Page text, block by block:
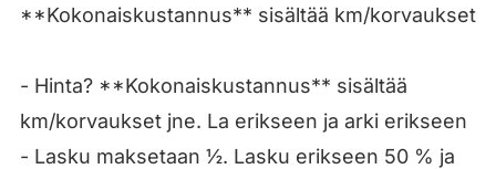
**Kokonaiskustannus** sisältää km/korvaukset
- Hinta? **Kokonaiskustannus** sisältää
km/korvaukset jne. La erikseen ja arki erikseen
- Lasku maksetaan ½. Lasku erikseen 50 % ja